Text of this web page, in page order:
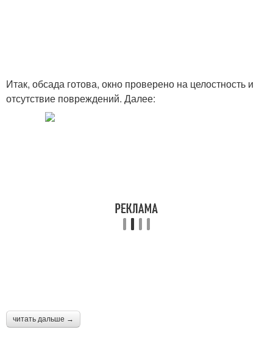
Итак, обсада готова, окно проверено на целостность и
отсутствие повреждений. Далее:
читать дальше →